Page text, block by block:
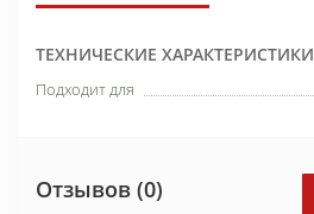
ТЕХНИЧЕСКИЕ ХАРАКТЕРИСТИКИ
Подходит для
Отзывов (0)